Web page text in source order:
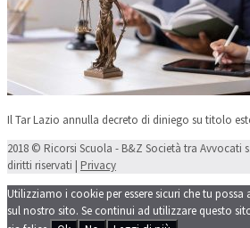
Il Tar Lazio annulla decreto di diniego su titolo
2018 © Ricorsi Scuola - B&Z Società tra Avvocati
diritti riservati | Privacy
Utilizziamo i cookie per essere sicuri che tu possa
sul nostro sito. Se continui ad utilizzare questo